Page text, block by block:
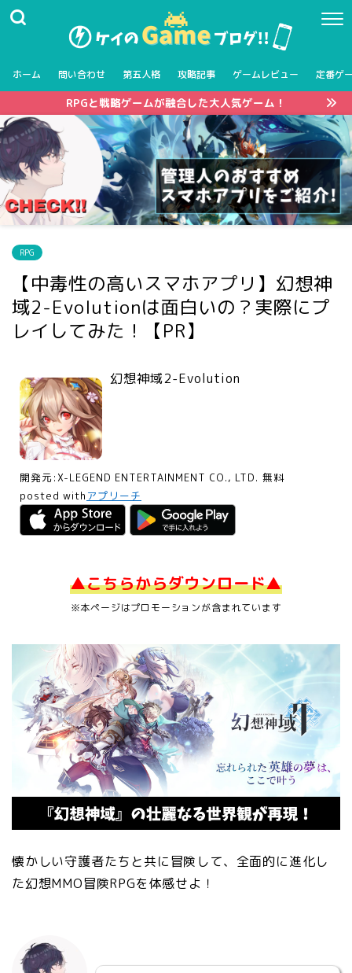
ホーム 問い合わせ 第五人格 攻略記事 ゲームレビュー 定番ゲ
RPGと戦略ゲームが融合した大人気ゲーム！
RPG
【中毒性の高いスマホアプリ】幻想神
域2-Evolutionは面白いの？実際にプ
レイしてみた！【PR】
幻想神域2-Evolution
開発元: X-LEGEND ENTERTAINMENT CO., LTD. 無料
posted with アプリーチ
▲こちらからダウンロード▲
※本ページはプロモーションが含まれています
懐かしい守護者たちと共に冒険して、全面的に進化し
た幻想MMO冒険RPGを体感せよ！